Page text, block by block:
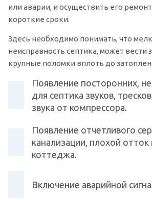
или аварии, и осуществить его
короткие сроки.
Здесь необходимо понимать, что
неисправность септика, может вести
крупные поломки вплоть до
Появление посторонних,
для септика звуков,
звука от компрессора.
Появление отчетливого
канализации, плохой
коттеджа.
Включение аварийной